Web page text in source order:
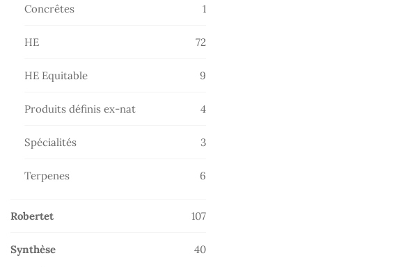
Concrêtes
1
HE
72
HE Equitable
9
Produits définis ex-nat
44
Spécialités
33
Terpenes
6
Robertet
107107
Synthèse
4040